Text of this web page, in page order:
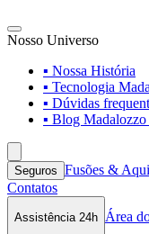
Nosso Universo
▪ Nossa História
▪ Tecnologia
▪ Dúvidas
▪ Blog Madalozzo
Seguros Fusões &
Contatos
Assistência 24h Área